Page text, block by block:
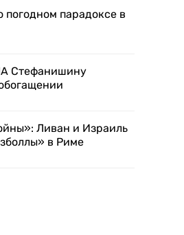
погодном парадоксе в
Стефанишину
Ливан и Израиль
в Риме